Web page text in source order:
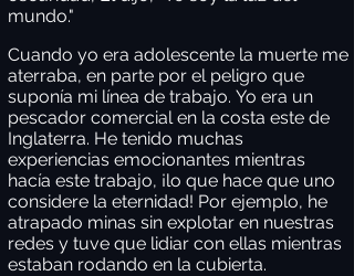
mundo."
Cuando yo era adolescente la muerte me
aterraba, en parte por el peligro que
suponía mi línea de trabajo. Yo era un
pescador comercial en la costa este de
Inglaterra. He tenido muchas
experiencias emocionantes mientras
hacía este trabajo, ¡lo que hace que uno
considere la eternidad! Por ejemplo, he
atrapado minas sin explotar en nuestras
redes y tuve que lidiar con ellas mientras
estaban rodando en la cubierta.